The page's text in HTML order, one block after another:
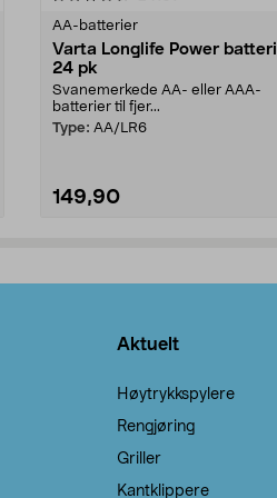
AA-batterier
Varta Longlife Power batteri
24 pk
Svanemerkede AA- eller AAA-
batterier til fjer...
Type: AA/LR6
149,90
Aktuelt
Høytrykkspylere
Rengjøring
Griller
Kantklippere